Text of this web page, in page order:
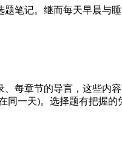
笔记。继而每天早晨与
每章节的导言，这些
同一天)。选择题有把握